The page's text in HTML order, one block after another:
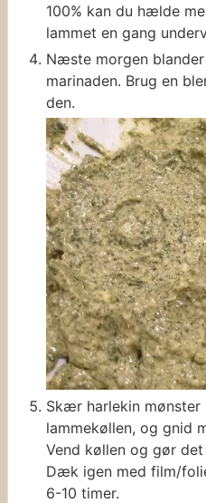
100% kan du hælde
lammet en gang
Næste morgen
marinaden. Brug en
den.
Skær harlekin
lammekøllen, og gnid
Vend køllen og gør
Dæk igen med film/
6-10 timer.